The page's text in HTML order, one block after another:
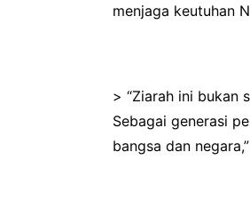
menjaga keutuhan
> “Ziarah ini bukan
Sebagai generasi
bangsa dan